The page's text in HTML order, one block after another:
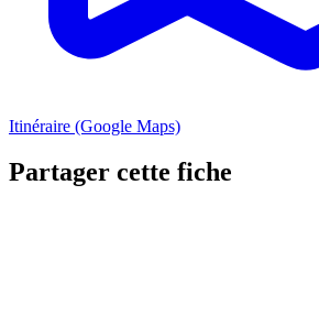
Itinéraire (Google Maps)
Partager cette fiche